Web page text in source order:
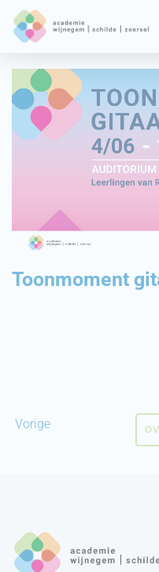
Toonmoment
Vorige